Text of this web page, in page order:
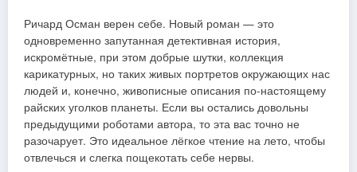
Ричард Осман верен себе. Новый роман — это
одновременно запутанная детективная история,
искромётные, при этом добрые шутки, коллекция
карикатурных, но таких живых портретов окружающих нас
людей и, конечно, живописные описания по-настоящему
райских уголков планеты. Если вы остались довольны
предыдущими роботами автора, то эта вас точно не
разочарует. Это идеальное лёгкое чтение на лето, чтобы
отвлечься и слегка пощекотать себе нервы.